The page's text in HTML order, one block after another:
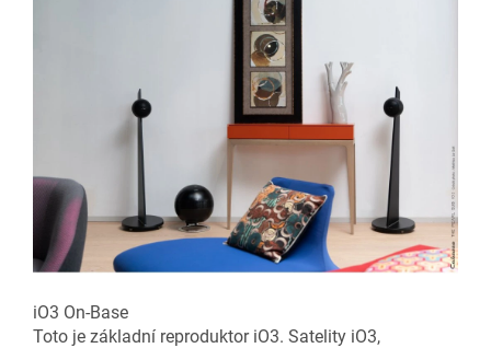
iO3 On-Base
Toto je základní reproduktor iO3. Satelity iO3,